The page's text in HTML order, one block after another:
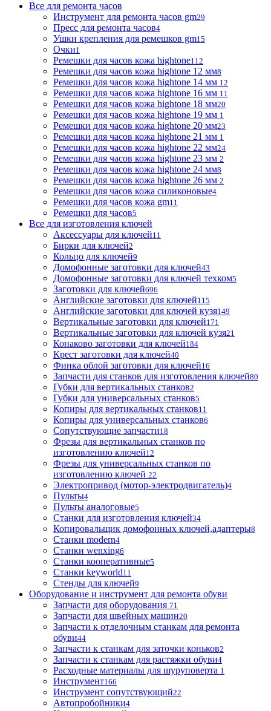
Все для ремонта часов
Инструмент для ремонта часов gm29
Пресс для ремонта часов4
Ушки крепления для ремешков gm15
Очки1
Ремешки для часов кожа hightone112
Ремешки для часов кожа hightone 12 мм8
Ремешки для часов кожа hightone 14 мм 12
Ремешки для часов кожа hightone 16 мм 11
Ремешки для часов кожа hightone 18 мм20
Ремешки для часов кожа hightone 19 мм 1
Ремешки для часов кожа hightone 20 мм23
Ремешки для часов кожа hightone 21 мм 1
Ремешки для часов кожа hightone 22 мм24
Ремешки для часов кожа hightone 23 мм 2
Ремешки для часов кожа hightone 24 мм8
Ремешки для часов кожа hightone 26 мм 2
Ремешки для часов кожа силиконовые4
Ремешки для часов кожа gm11
Ремешки для часов5
Все для изготовления ключей
Аксессуары для ключей11
Бирки для ключей2
Кольцо для ключей9
Домофонные заготовки для ключей43
Домофонные заготовки для ключей техком5
Заготовки для ключей696
Английские заготовки для ключей115
Английские заготовки для ключей кузя149
Вертикальные заготовки для ключей171
Вертикальные заготовки для ключей кузя21
Конаково заготовки для ключей184
Крест заготовки для ключей40
Финка облой заготовки для ключей16
Запчасти для станков для изготовления ключей80
Губки для вертикальных станков2
Губки для универсальных станков5
Копиры для вертикальных станков11
Копиры для универсальных станков6
Сопутствующие запчасти18
Фрезы для вертикальных станков по
изготовлению ключей12
Фрезы для универсальных станков по
изготовлению ключей 22
Электропривод (мотор-электродвигатель)4
Пульты4
Пульты аналоговые5
Станки для изготовления ключей34
Копировальщик домофонных ключей,адаптеры8
Станки modern4
Станки wenxing6
Станки кооперативные5
Станки keyworld11
Стенды для ключей9
Оборудование и инструмент для ремонта обуви
Запчасти для оборудования 71
Запчасти для швейных машин20
Запчасти к отделочным станкам для ремонта
обуви44
Запчасти к станкам для заточки коньков2
Запчасти к станкам для растяжки обуви4
Расходные материалы для шуруповерта 1
Инструмент166
Инструмент сопутствующий22
Автопробойники4